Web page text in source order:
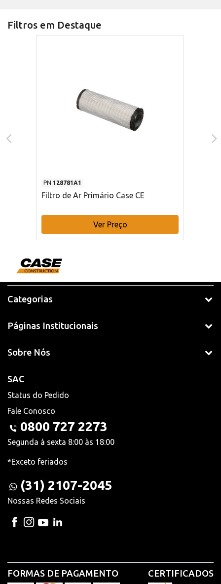
Filtros em Destaque
PN 128781A1
Filtro de Ar Primário Case CE
Ver Preço
Categorias
Páginas Institucionais
Sobre Nós
SAC
Status do Pedido
Fale Conosco
0800 727 2273
Segunda à sexta 8:00 às 18:00
*Exceto feriados
(31) 2107-2045
Nossas Redes Sociais
FORMAS DE PAGAMENTO CERTIFICADOS